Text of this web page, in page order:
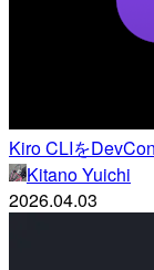
Kiro CLIを
Kitano Yuichi
2026.04.03